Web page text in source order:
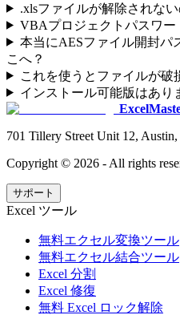
.xlsファイルが解除されな
VBAプロジェクトパスワー
本当にAESファイル開封パ
こへ？
これを使うとファイルが破
インストール可能版はあり
701 Tillery Street Unit 12,
Copyright © 2026 - All rights
サポート
Excel ツール
無料エクセル変換ツール
無料エクセル結合ツール
Excel 分割
Excel 修復
無料 Excel ロック解除